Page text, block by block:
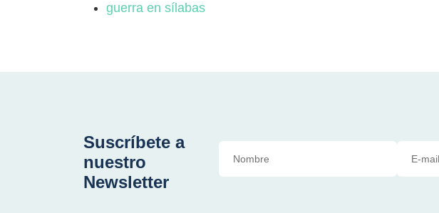
guerra en sílabas
Suscríbete a
nuestro
Newsletter